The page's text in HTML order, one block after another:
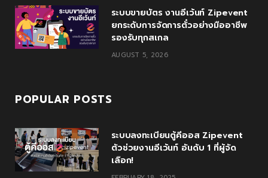
s
ระบบขายบัตร งานอีเว้นท์ Zipevent
ยกระดับการจัดการตั๋วอย่างมืออาชีพ
รองรับทุกสเกล
AUGUST 5, 2026
POPULAR POSTS
ระบบลงทะเบียนตู้คีออส Zipevent
ตัวช่วยงานอีเว้นท์ อันดับ 1 ที่ผู้จัด
เลือก!